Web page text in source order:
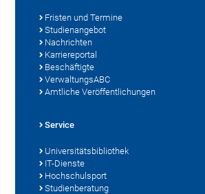
Fristen und Termine
Studienangebot
Nachrichten
Karriereportal
Beschäftigte
VerwaltungsABC
Amtliche Veröffentlichungen
Service
Universitätsbibliothek
IT-Dienste
Hochschulsport
Studienberatung